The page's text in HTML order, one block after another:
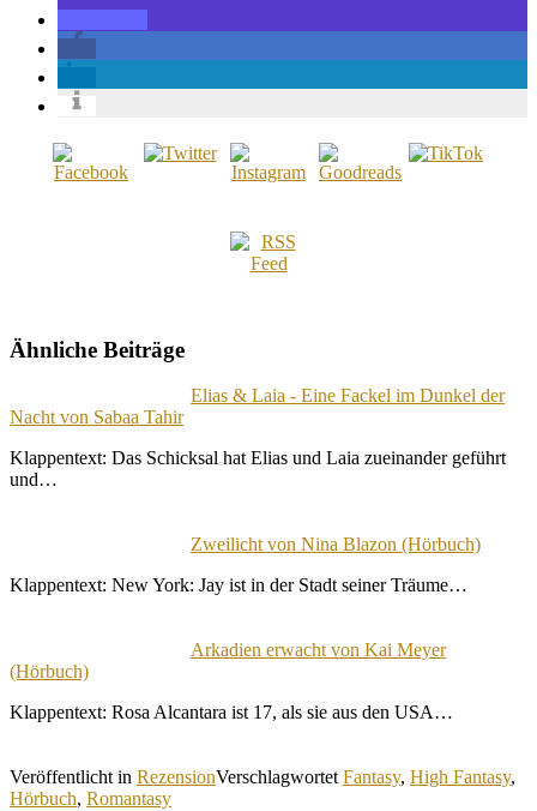
Ähnliche Beiträge
Elias & Laia - Eine Fackel im Dunkel der
Nacht von Sabaa Tahir
Klappentext: Das Schicksal hat Elias und Laia zueinander geführt
und…
Zweilicht von Nina Blazon (Hörbuch)
Klappentext: New York: Jay ist in der Stadt seiner Träume…
Arkadien erwacht von Kai Meyer
(Hörbuch)
Klappentext: Rosa Alcantara ist 17, als sie aus den USA…
Veröffentlicht in RezensionVerschlagwortet Fantasy, High Fantasy,
Hörbuch, Romantasy